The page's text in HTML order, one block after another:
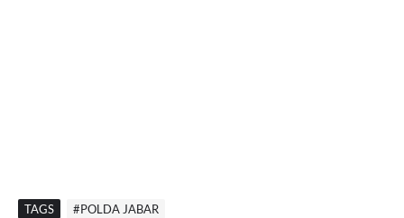
TAGS #POLDA JABAR